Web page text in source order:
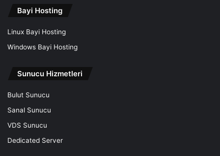
Bayi Hosting
Linux Bayi Hosting
Windows Bayi Hosting
Sunucu Hizmetleri
Bulut Sunucu
Sanal Sunucu
VDS Sunucu
Dedicated Server